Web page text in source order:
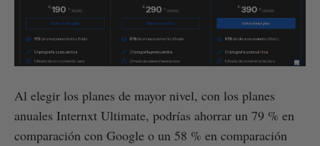
Al elegir los planes de mayor nivel, con los planes
anuales Internxt Ultimate, podrías ahorrar un 79 % en
comparación con Google o un 58 % en comparación